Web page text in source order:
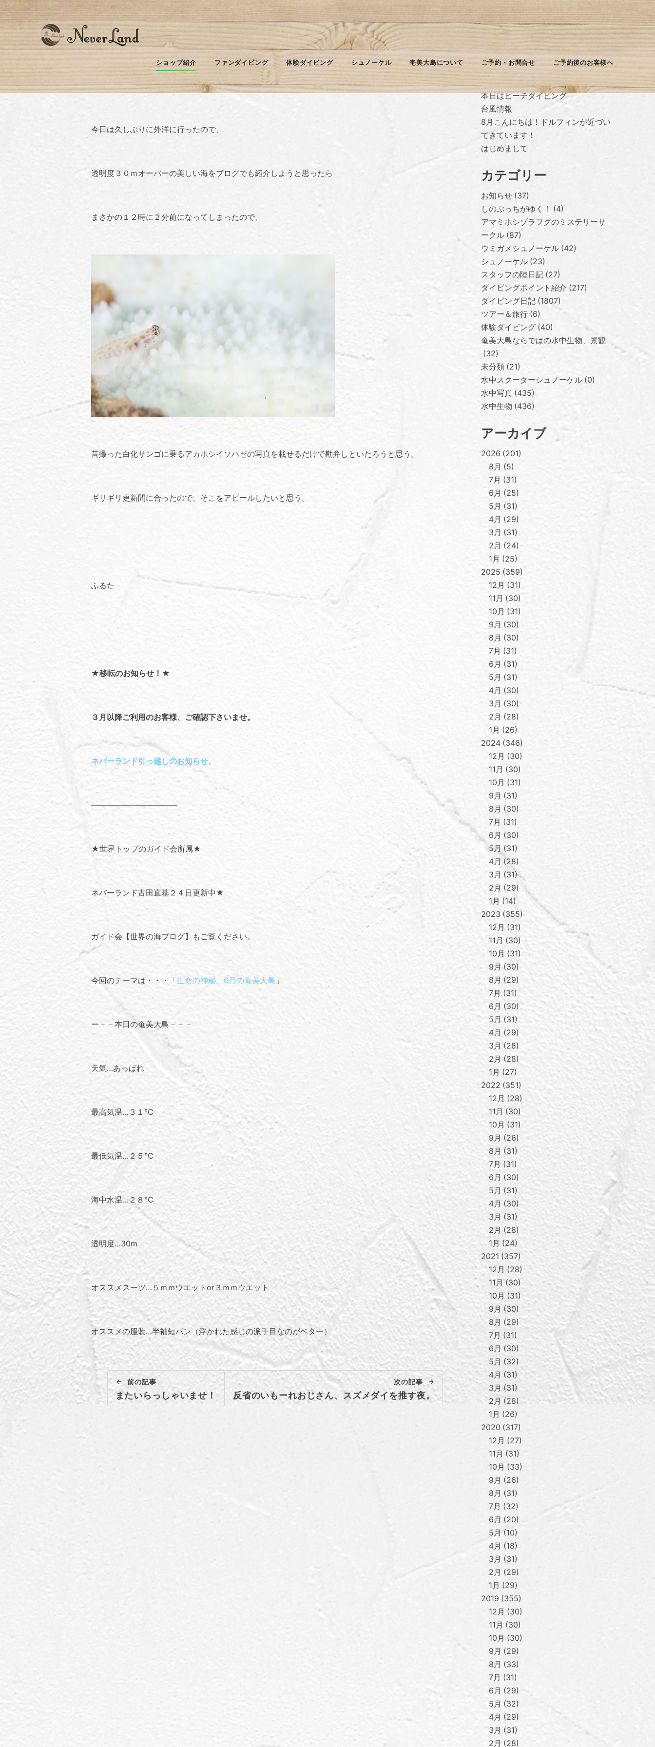
ショップ紹介 ファンダイビング 体験ダイビング シュノーケル 奄美大島について ご予約・お問合せ ご予約後のお客様へ
久しぶりの青だったんだが・・・
今日は久しぶりに外洋に行ったので、
透明度３０ｍオーバーの美しい海をブログでも紹介しようと思ったら
まさかの１２時に２分前になってしまったので、
昔撮った白化サンゴに乗るアカホシイソハゼの写真を載せるだけで勘弁しといたろうと思う。
ギリギリ更新間に合ったので、そこをアピールしたいと思う。
ふるた
★移転のお知らせ！★
３月以降ご利用のお客様、ご確認下さいませ。
ネバーランド引っ越しのお知らせ。
———————————
★世界トップのガイド会所属★
ネバーランド古田直基２４日更新中★
ガイド会【世界の海ブログ】 もご覧ください。
今回のテーマは・・・「生命の神秘、6月の奄美大島 」
ー－－本日の奄美大島－－－
天気…あっぱれ
最高気温…３１℃
最低気温…２５℃
海中水温…２８℃
透明度…30ⅿ
オススメスーツ…５ｍｍウエットor３ｍｍウエット
オススメの服装…半袖短パン（浮かれた感じの派手目なのがベター）
前の記事
またいらっしゃいませ！
次の記事
反省のいもーれおじさん、スズメダイを推す夜。
最近の投稿
台風休みに入ります
本日はビーチダイビング
台風情報
8月こんにちは！ドルフィンが近づい
てきています！
はじめまして
カテゴリー
お知らせ 37
しのぶっちがゆく！
4
アマミホシゾラフグのミステリーサ
ークル 87
ウミガメシュノーケル 42
シュノーケル 23
スタッフの陸日記 27
ダイビングポイント紹介 217
ダイビング日記 1807
ツアー＆旅行 6
体験ダイビング 40
奄美大島ならではの水中生物、景観
32
未分類 21
水中スクーターシュノーケル 0
水中写真 435
水中生物 436
アーカイブ
2026 201
8月
5
7月
31
6月
25
5月
31
4月
29
3月
31
2月
24
1月
25
2025 359
12月
31
11月
30
10月
31
9月
30
8月
30
7月
31
6月
31
5月
31
4月
30
3月
30
2月
28
1月
26
2024 346
12月
30
11月
30
10月
31
9月
31
8月
30
7月
31
6月
30
5月
31
4月
28
3月
31
2月
29
1月
14
2023 355
12月 31
11月
30
10月
31
9月 30
8月
29
7月
31
6月
30
5月 31
4月
29
3月
28
2月
28
1月
27
2022 351
12月
28
11月
30
10月
31
9月
26
8月
31
7月
31
6月
30
5月
31
4月
30
3月 31
2月
28
1月
24
2021 357
12月
28
11月
30
10月
31
9月
30
8月
29
7月
31
6月
30
5月
32
4月
31
3月
31
2月
28
1月
26
2020 317
12月
27
11月
31
10月
33
9月
26
8月
31
7月
32
6月
20
5月 10
4月
18
3月
31
2月
29
1月
29
2019 355
12月
30
11月
30
10月
30
9月
29
8月
33
7月
31
6月
29
5月
32
4月
29
3月
31
2月 28